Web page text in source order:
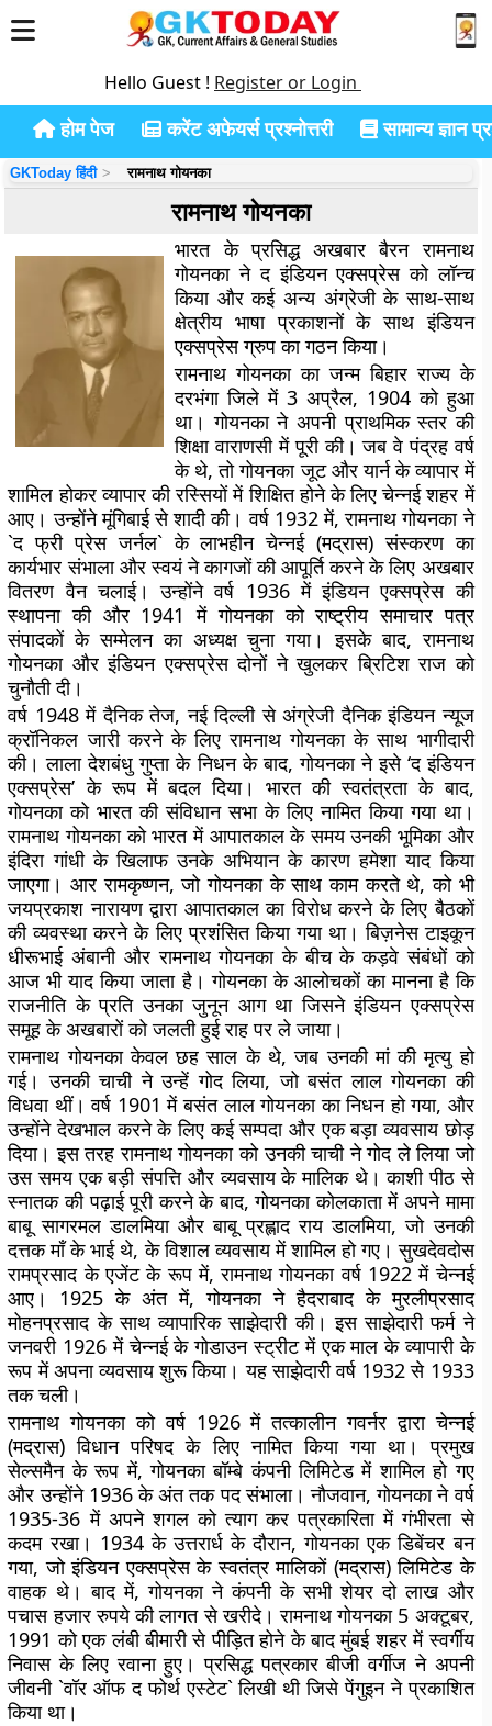
Hello Guest ! Register or Login
होम पेज करेंट अफेयर्स प्रश्नोत्तरी सामान्य ज्ञान
GKToday हिंदी रामनाथ गोयनका
रामनाथ गोयनका
भारत के प्रसिद्ध अखबार बैरन रामनाथ
गोयनका ने द इंडियन एक्सप्रेस को लॉन्च
किया और कई अन्य अंग्रेजी के साथ-साथ
क्षेत्रीय भाषा प्रकाशनों के साथ इंडियन
एक्सप्रेस ग्रुप का गठन किया।
रामनाथ गोयनका का जन्म बिहार राज्य के
दरभंगा जिले में 3 अप्रैल, 1904 को हुआ
था। गोयनका ने अपनी प्राथमिक स्तर की
शिक्षा वाराणसी में पूरी की। जब वे पंद्रह वर्ष
के थे, तो गोयनका जूट और यार्न के व्यापार में
शामिल होकर व्यापार की रस्सियों में शिक्षित होने के लिए चेन्नई शहर में
आए। उन्होंने मूंगिबाई से शादी की। वर्ष 1932 में, रामनाथ गोयनका ने
`द फ्री प्रेस जर्नल` के लाभहीन चेन्नई (मद्रास) संस्करण का
कार्यभार संभाला और स्वयं ने कागजों की आपूर्ति करने के लिए अखबार
वितरण वैन चलाई। उन्होंने वर्ष 1936 में इंडियन एक्सप्रेस की
स्थापना की और 1941 में गोयनका को राष्ट्रीय समाचार पत्र
संपादकों के सम्मेलन का अध्यक्ष चुना गया। इसके बाद, रामनाथ
गोयनका और इंडियन एक्सप्रेस दोनों ने खुलकर ब्रिटिश राज को
चुनौती दी।
वर्ष 1948 में दैनिक तेज, नई दिल्ली से अंग्रेजी दैनिक इंडियन न्यूज
क्रॉनिकल जारी करने के लिए रामनाथ गोयनका के साथ भागीदारी
की। लाला देशबंधु गुप्ता के निधन के बाद, गोयनका ने इसे ‘द इंडियन
एक्सप्रेस’ के रूप में बदल दिया। भारत की स्वतंत्रता के बाद,
गोयनका को भारत की संविधान सभा के लिए नामित किया गया था।
रामनाथ गोयनका को भारत में आपातकाल के समय उनकी भूमिका और
इंदिरा गांधी के खिलाफ उनके अभियान के कारण हमेशा याद किया
जाएगा। आर रामकृष्णन, जो गोयनका के साथ काम करते थे, को भी
जयप्रकाश नारायण द्वारा आपातकाल का विरोध करने के लिए बैठकों
की व्यवस्था करने के लिए प्रशंसित किया गया था। बिज़नेस टाइकून
धीरूभाई अंबानी और रामनाथ गोयनका के बीच के कड़वे संबंधों को
आज भी याद किया जाता है। गोयनका के आलोचकों का मानना ​​है कि
राजनीति के प्रति उनका जुनून आग था जिसने इंडियन एक्सप्रेस
समूह के अखबारों को जलती हुई राह पर ले जाया।
रामनाथ गोयनका केवल छह साल के थे, जब उनकी मां की मृत्यु हो
गई। उनकी चाची ने उन्हें गोद लिया, जो बसंत लाल गोयनका की
विधवा थीं। वर्ष 1901 में बसंत लाल गोयनका का निधन हो गया, और
उन्होंने देखभाल करने के लिए कई सम्पदा और एक बड़ा व्यवसाय छोड़
दिया। इस तरह रामनाथ गोयनका को उनकी चाची ने गोद ले लिया जो
उस समय एक बड़ी संपत्ति और व्यवसाय के मालिक थे। काशी पीठ से
स्नातक की पढ़ाई पूरी करने के बाद, गोयनका कोलकाता में अपने मामा
बाबू सागरमल डालमिया और बाबू प्रह्लाद राय डालमिया, जो उनकी
दत्तक माँ के भाई थे, के विशाल व्यवसाय में शामिल हो गए। सुखदेवदोस
रामप्रसाद के एजेंट के रूप में, रामनाथ गोयनका वर्ष 1922 में चेन्नई
आए। 1925 के अंत में, गोयनका ने हैदराबाद के मुरलीप्रसाद
मोहनप्रसाद के साथ व्यापारिक साझेदारी की। इस साझेदारी फर्म ने
जनवरी 1926 में चेन्नई के गोडाउन स्ट्रीट में एक माल के व्यापारी के
रूप में अपना व्यवसाय शुरू किया। यह साझेदारी वर्ष 1932 से 1933
तक चली।
रामनाथ गोयनका को वर्ष 1926 में तत्कालीन गवर्नर द्वारा चेन्नई
(मद्रास) विधान परिषद के लिए नामित किया गया था। प्रमुख
सेल्समैन के रूप में, गोयनका बॉम्बे कंपनी लिमिटेड में शामिल हो गए
और उन्होंने 1936 के अंत तक पद संभाला। नौजवान, गोयनका ने वर्ष
1935-36 में अपने शगल को त्याग कर पत्रकारिता में गंभीरता से
कदम रखा। 1934 के उत्तरार्ध के दौरान, गोयनका एक डिबेंचर बन
गया, जो इंडियन एक्सप्रेस के स्वतंत्र मालिकों (मद्रास) लिमिटेड के
वाहक थे। बाद में, गोयनका ने कंपनी के सभी शेयर दो लाख और
पचास हजार रुपये की लागत से खरीदे। रामनाथ गोयनका 5 अक्टूबर,
1991 को एक लंबी बीमारी से पीड़ित होने के बाद मुंबई शहर में स्वर्गीय
निवास के लिए रवाना हुए। प्रसिद्ध पत्रकार बीजी वर्गीज ने अपनी
जीवनी `वॉर ऑफ द फोर्थ एस्टेट` लिखी थी जिसे पेंगुइन ने प्रकाशित
किया था।